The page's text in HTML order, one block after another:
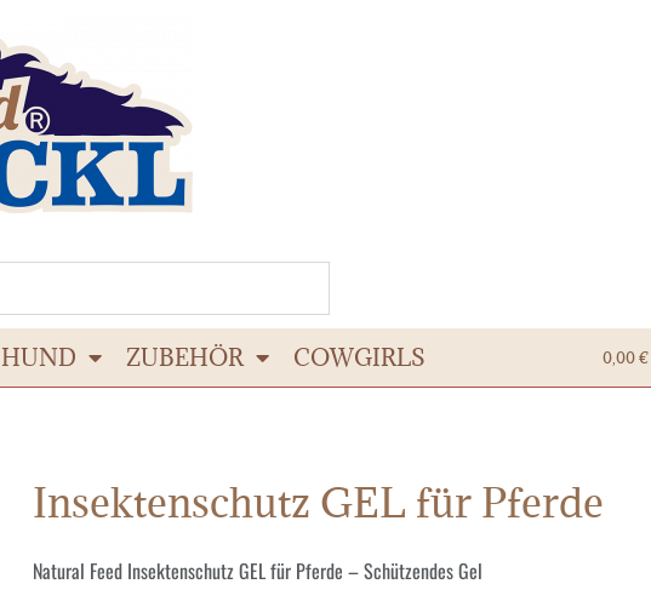
HUND ZUBEHÖR COWGIRLS 0,00€
Insektenschutz GEL für Pferde
Natural Feed Insektenschutz GEL für Pferde – Schützendes Gel